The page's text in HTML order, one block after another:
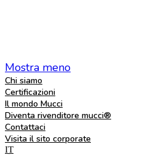
Mostra meno
Chi siamo
Certificazioni
Il mondo Mucci
Diventa rivenditore mucci®
Contattaci
Visita il sito corporate
IT